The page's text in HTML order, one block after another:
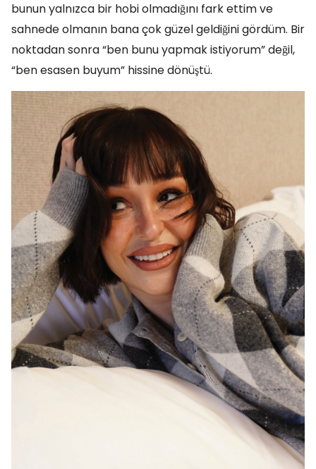
bunun yalnızca bir hobi olmadığını fark ettim ve
sahnede olmanın bana çok güzel geldiğini gördüm. Bir
noktadan sonra “ben bunu yapmak istiyorum” değil,
“ben esasen buyum” hissine dönüştü.